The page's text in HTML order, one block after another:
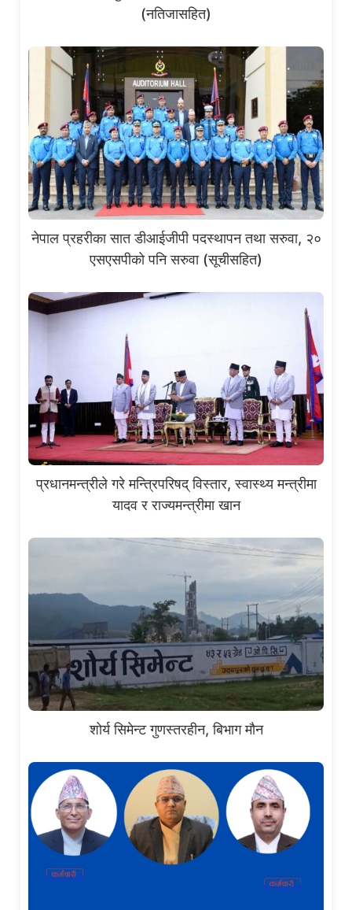
(नतिजासहित)
नेपाल प्रहरीका सात डीआईजीपी पदस्थापन तथा सरुवा, २०
एसएसपीको पनि सरुवा (सूचीसहित)
प्रधानमन्त्रीले गरे मन्त्रिपरिषद् विस्तार, स्वास्थ्य मन्त्रीमा
यादव र राज्यमन्त्रीमा खान
शोर्य सिमेन्ट गुणस्तरहीन, बिभाग मौन